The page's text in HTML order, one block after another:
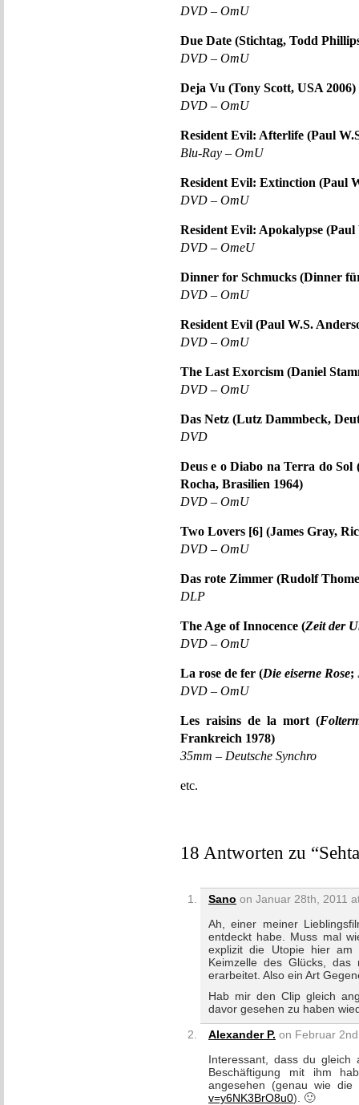
DVD – OmU
Due Date (Stichtag, Todd
DVD – OmU
Deja Vu (Tony Scott, USA 2006)
DVD – OmU
Resident Evil: Afterlife (Paul
Blu-Ray – OmU
Resident Evil: Extinction (Paul
DVD – OmU
Resident Evil: Apokalypse (Paul
DVD – OmeU
Dinner for Schmucks (Dinner
DVD – OmU
Resident Evil (Paul W.S.
DVD – OmU
The Last Exorcism (Daniel
DVD – OmU
Das Netz (Lutz Dammbeck,
DVD
Deus e o Diabo na Terra do Sol
Rocha, Brasilien 1964)
DVD – OmU
Two Lovers [6] (James Gray,
DVD – OmU
Das rote Zimmer (Rudolf
DLP
The Age of Innocence (Zeit der
DVD – OmU
La rose de fer (Die eiserne Rose;
DVD – OmU
Les raisins de la mort (
Frankreich 1978)
35mm – Deutsche Synchro
etc.
18 Antworten zu
Sano on Januar 28th, 2011
Ah, einer meiner
entdeckt habe. Muss mal
explizit die Utopie hier am
Keimzelle des Glücks, das
erarbeitet. Also ein Art
Hab mir den Clip gleich
davor gesehen zu haben
Alexander P. on Februar
Interessant, dass du
Beschäftigung mit ihm
angesehen (genau wie die
v=y6NK3BrO8u0). 🙂